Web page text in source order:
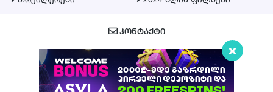
ფლეიერი 2
ფლეიერი 3
▶ სერია 15
ᲙᲝᲜᲢᲐᲥᲢᲘ
Qartulad.in © 2026